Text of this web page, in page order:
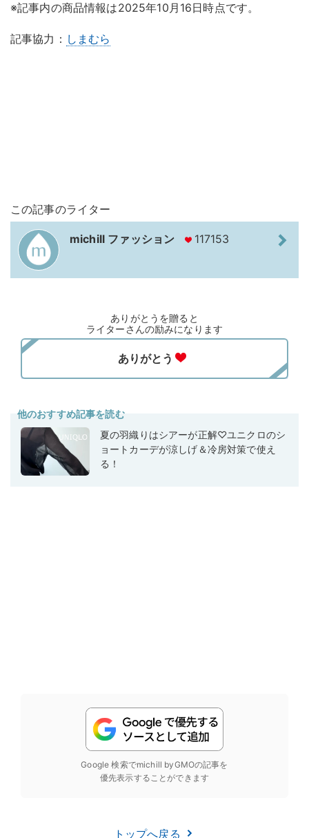
※記事内の商品情報は2025年10月16日時点です。
記事協力： しまむら
この記事のライター
michill ファッション 117153
ありがとうを贈ると
ライターさんの励みになります
他のおすすめ記事を読む
夏の羽織りはシアーが正解♡ユニクロのシ
ョートカーデが涼しげ＆冷房対策で使え
る！
Google 検索でmichill byGMOの記事を
優先表示することができます
トップへ戻る